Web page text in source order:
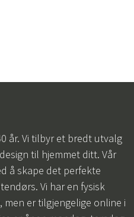
år. Vi tilbyr et bredt utvalg
til hjemmet ditt. Vår
å skape det perfekte
Vi har en fysisk
men er tilgjengelige online i